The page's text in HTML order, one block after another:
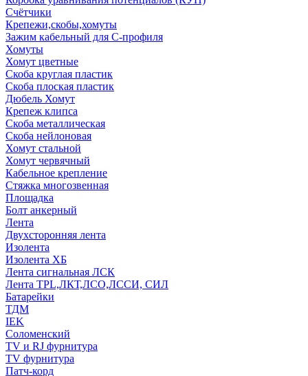
Счётчики
Крепежи,скобы,хомуты
Зажим кабельный для С-профиля
Хомуты
Хомут цветные
Скоба круглая пластик
Скоба плоская пластик
Дюбель Хомут
Крепеж клипса
Скоба металлическая
Скоба нейлоновая
Хомут стальной
Хомут червячный
Кабельное крепление
Стяжка многозвенная
Площадка
Болт анкерный
Лента
Двухсторонняя лента
Изолента
Изолента ХБ
Лента сигнальная ЛСК
Лента TPL,ЛКТ,ЛСО,ЛССИ, СИЛ
Батарейки
ТДМ
IEK
Соломенский
TV и RJ фурнитура
TV фурнитура
Патч-корд